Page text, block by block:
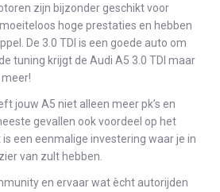
zijn bijzonder geschikt voor
hoge prestaties en hebben
De 3.0 TDI is een goede auto om
tuning krijgt de Audi A5 3.0 TDI maar
jouw A5 niet alleen meer pk’s en
gevallen ook voordeel op het
een eenmalige investering waar je in
van zult hebben.
en ervaar wat ècht autorijden